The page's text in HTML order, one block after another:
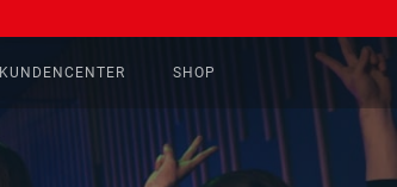
KUNDENCENTER SHOP